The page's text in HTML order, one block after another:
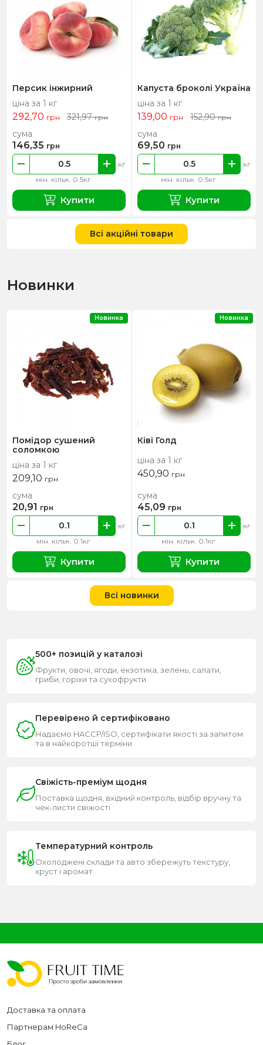
Персик інжирний
ціна за 1 кг
292,70 грн 321,97грн
мін. кільк. 0.5кг
кг
сума
146,35 грн
Купити
Капуста броколі Україна
ціна за 1 кг
139,00 грн 152,90грн
мін. кільк. 0.5кг
кг
сума
69,50 грн
Купити
Всі акційні товари
Новинки
Помідор сушений
соломкою
ціна за 1 кг
209,10 грн
мін. кільк. 0.1кг
кг
сума
20,91 грн
Купити
Новинка
Ківі Голд
ціна за 1 кг
450,90 грн
мін. кільк. 0.1кг
кг
сума
45,09 грн
Купити
Новинка
Всі новинки
500+ позицій у каталозі
Фрукти, овочі, ягоди, екзотика, зелень, салати,
гриби, горіхи та сухофрукти
Перевірено й сертифіковано
Надаємо HACCP/ISO, сертифікати якості за запитом
та в найкоротші терміни
Свіжість-преміум щодня
Поставка щодня, вхідний контроль, відбір вручну та
чек-листи свіжості
Температурний контроль
Охолоджені склади та авто збережуть текстуру,
хруст і аромат
Доставка та оплата
Партнерам HoReCa